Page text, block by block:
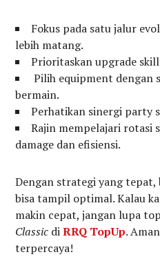
Fokus pada satu jalur
lebih matang.
Prioritaskan upgrade
Pilih equipment dengan
bermain.
Perhatikan sinergi party
Rajin mempelajari rotasi
damage dan efisiensi.
Dengan strategi yang tepat,
bisa tampil optimal. Kalau
makin cepat, jangan lupa
Classic diRRQ TopUp.
terpercaya!